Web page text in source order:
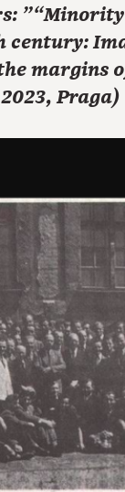
century:
margins
Praga)